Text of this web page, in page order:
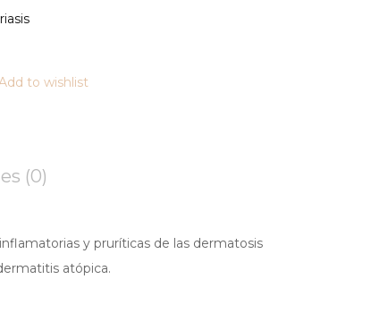
to wishlist
(0)
y pruríticas de las dermatosis
atópica.